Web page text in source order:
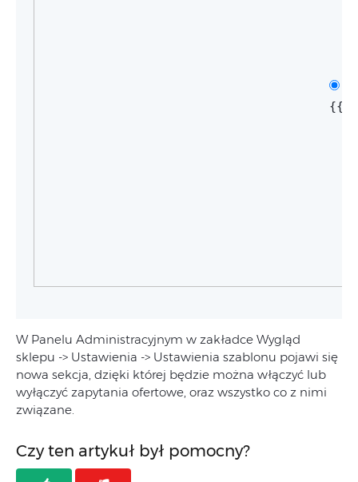
W Panelu Administracyjnym w zakładce Wygląd
sklepu -> Ustawienia -> Ustawienia szablonu pojawi się
nowa sekcja, dzięki której będzie można włączyć lub
wyłączyć zapytania ofertowe, oraz wszystko co z nimi
związane.
Czy ten artykuł był pomocny?